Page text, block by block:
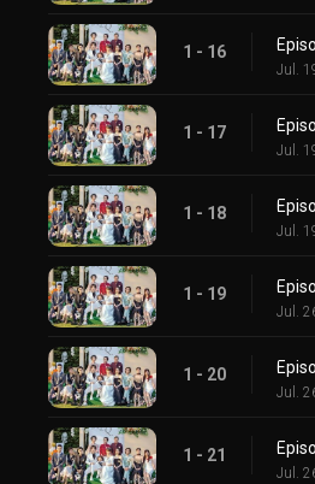
1 - 16
Jul.
1 - 17
Jul.
1 - 18
Jul.
1 - 19
Jul.
1 - 20
Jul.
1 - 21
Jul.